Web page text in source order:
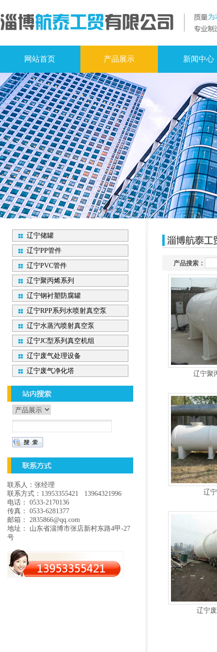
网站首页 产品展示 新闻中心
辽宁储罐
辽宁PP管件
辽宁PVC管件
辽宁聚丙烯系列
辽宁钢衬塑防腐罐
辽宁RPP系列水喷射真空泵
辽宁水蒸汽喷射真空泵
辽宁JC型系列真空机组
辽宁废气处理设备
辽宁废气净化塔
联系人：张经理
联系方式：13953355421 13964321996
电话： 0533-2170136
传真： 0533-6281377
邮箱： 2835866@qq.com
地址： 山东省淄博市张店新村东路4甲-27
号
产品搜索：
辽宁聚
辽
辽宁